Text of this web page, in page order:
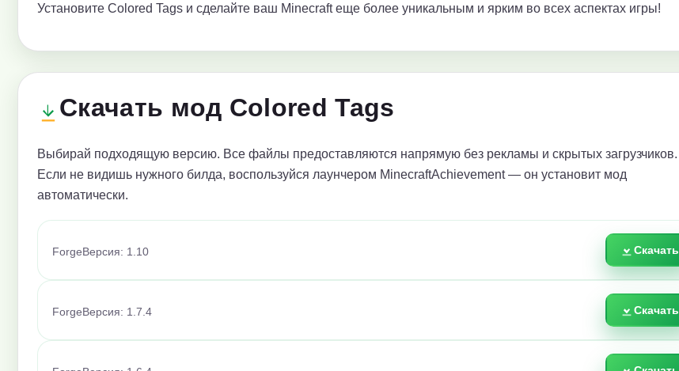
Установите Colored Tags и сделайте ваш Minecraft еще более уникальным и ярким во всех аспектах игры!
Скачать мод Colored Tags
Выбирай подходящую версию. Все файлы предоставляются напрямую без рекламы и скрытых загрузчиков.
Если не видишь нужного билда, воспользуйся лаунчером MinecraftAchievement — он установит мод
автоматически.
ForgeВерсия: 1.10 Скачать
ForgeВерсия: 1.7.4 Скачать